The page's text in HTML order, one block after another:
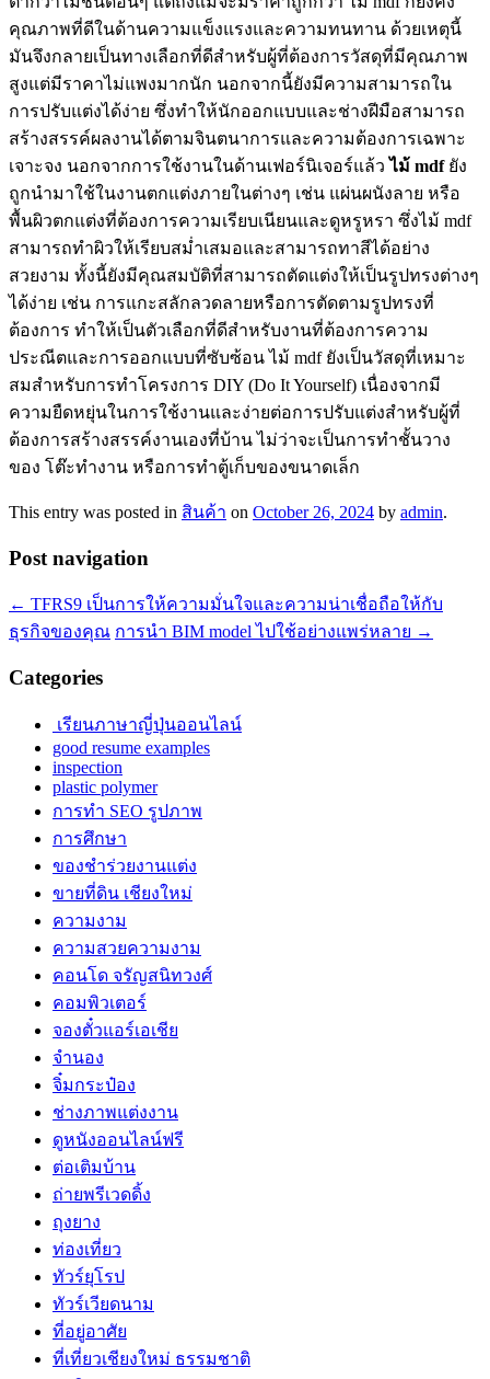
คุณภาพที่ดีในด้านความแข็งแรงและความทนทาน ด้วยเหตุนี้
มันจึงกลายเป็นทางเลือกที่ดีสำหรับผู้ที่ต้องการวัสดุที่มีคุณภาพ
สูงแต่มีราคาไม่แพงมากนัก นอกจากนี้ยังมีความสามารถใน
การปรับแต่งได้ง่าย ซึ่งทำให้นักออกแบบและช่างฝีมือสามารถ
สร้างสรรค์ผลงานได้ตามจินตนาการและความต้องการเฉพาะ
เจาะจง นอกจากการใช้งานในด้านเฟอร์นิเจอร์แล้วไม้ mdfยัง
ถูกนำมาใช้ในงานตกแต่งภายในต่างๆ เช่น แผ่นผนังลาย หรือ
พื้นผิวตกแต่งที่ต้องการความเรียบเนียนและดูหรูหรา ซึ่งไม้ mdf
สามารถทำผิวให้เรียบสม่ำเสมอและสามารถทาสีได้อย่าง
สวยงาม ทั้งนี้ยังมีคุณสมบัติที่สามารถตัดแต่งให้เป็นรูปทรงต่างๆ
ได้ง่าย เช่น การแกะสลักลวดลายหรือการตัดตามรูปทรงที่
ต้องการ ทำให้เป็นตัวเลือกที่ดีสำหรับงานที่ต้องการความ
ประณีตและการออกแบบที่ซับซ้อน ไม้ mdf ยังเป็นวัสดุที่เหมาะ
สมสำหรับการทำโครงการ DIY (Do It Yourself) เนื่องจากมี
ความยืดหยุ่นในการใช้งานและง่ายต่อการปรับแต่งสำหรับผู้ที่
ต้องการสร้างสรรค์งานเองที่บ้าน ไม่ว่าจะเป็นการทำชั้นวาง
ของ โต๊ะทำงาน หรือการทำตู้เก็บของขนาดเล็ก
This entry was posted in สินค้า on October 26, 2024 by admin.
Post navigation
← TFRS9 เป็นการให้ความมั่นใจและความน่าเชื่อถือให้กับ
ธุรกิจของคุณ การนำ BIM model ไปใช้อย่างแพร่หลาย →
Categories
เรียนภาษาญี่ปุ่นออนไลน์
good resume examples
inspection
plastic polymer
การทำ SEO รูปภาพ
การศึกษา
ของชำร่วยงานแต่ง
ขายที่ดิน เชียงใหม่
ความงาม
ความสวยความงาม
คอนโด จรัญสนิทวงศ์
คอมพิวเตอร์
จองตั๋วแอร์เอเชีย
จำนอง
จิ๋มกระป๋อง
ช่างภาพแต่งงาน
ดูหนังออนไลน์ฟรี
ต่อเติมบ้าน
ถ่ายพรีเวดดิ้ง
ถุงยาง
ท่องเที่ยว
ทัวร์ยุโรป
ทัวร์เวียดนาม
ที่อยู่อาศัย
ที่เที่ยวเชียงใหม่ ธรรมชาติ